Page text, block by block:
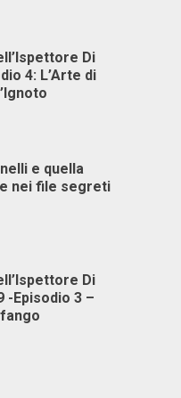
Di
4: L’Arte di
e quella
nei file segreti
Di
-Episodio 3 –